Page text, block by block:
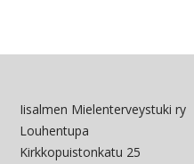
Iisalmen Mielenterveystuki ry
Louhentupa
Kirkkopuistonkatu 25